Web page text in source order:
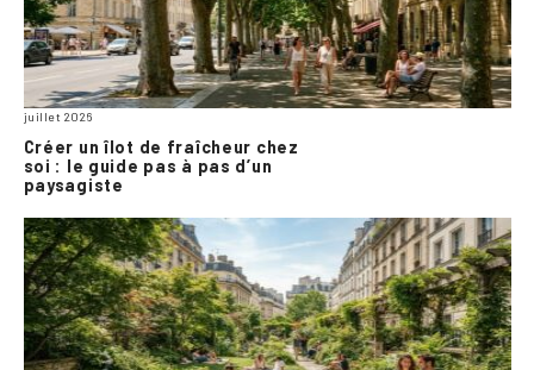
juillet 2026
Créer un îlot de fraîcheur chez
soi : le guide pas à pas d’un
paysagiste